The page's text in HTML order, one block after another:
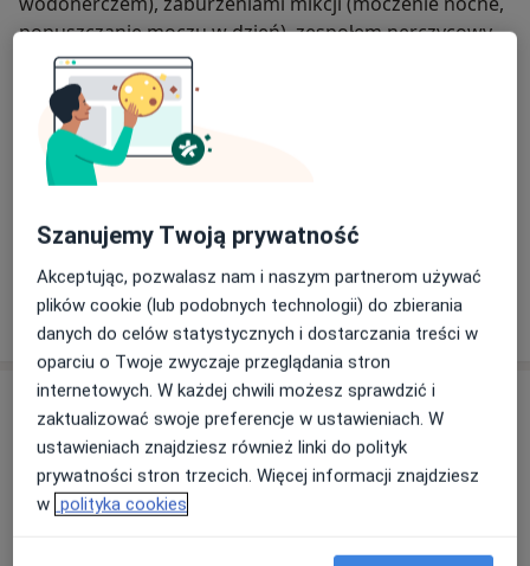
popuszczanie moczu w dzień), zespołem nerczycowym
czy kamicą układu moczowego. Pani Profesor jest
adiunktem w Klinice Pediatrii i Nefrologii Dziecięcej
UDSK. Jest autorką i współautorką wielu publikacji
naukowych związanych z patogenezą, diagnostyką i
leczeniem dzieci z wadami i chorobami układu
więcejO mnie
Zakres porad
Nefrologia dziecięca
Pediatria
Dzieci (Tylko pod niektórymi adresami)
Pokaż więcejo doświadczeniu
Usługi i ceny
Konsultacja nefrologiczna dzieci
250 zł Szczegóły
Szanujemy Twoją prywatność
Akceptując, pozwalasz nam i naszym partnerom używać
plików cookie (lub podobnych technologii) do zbierania
danych do celów statystycznych i dostarczania treści w
oparciu o Twoje zwyczaje przeglądania stron
internetowych. W każdej chwili możesz sprawdzić i
zaktualizować swoje preferencje w ustawieniach. W
ustawieniach znajdziesz również linki do polityk
prywatności stron trzecich. Więcej informacji znajdziesz
w polityka cookies